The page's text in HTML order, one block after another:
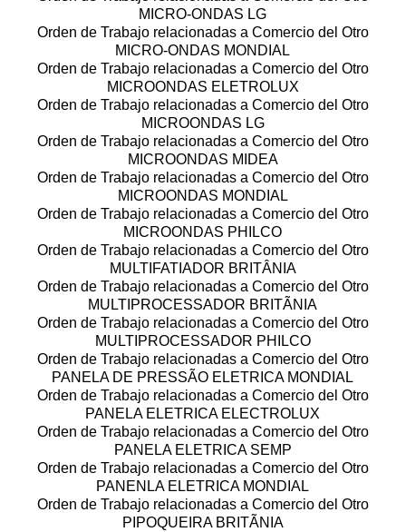
MICRO-ONDAS LG
Orden de Trabajo relacionadas a Comercio del Otro
MICRO-ONDAS MONDIAL
Orden de Trabajo relacionadas a Comercio del Otro
MICROONDAS ELETROLUX
Orden de Trabajo relacionadas a Comercio del Otro
MICROONDAS LG
Orden de Trabajo relacionadas a Comercio del Otro
MICROONDAS MIDEA
Orden de Trabajo relacionadas a Comercio del Otro
MICROONDAS MONDIAL
Orden de Trabajo relacionadas a Comercio del Otro
MICROONDAS PHILCO
Orden de Trabajo relacionadas a Comercio del Otro
MULTIFATIADOR BRITÂNIA
Orden de Trabajo relacionadas a Comercio del Otro
MULTIPROCESSADOR BRITÃNIA
Orden de Trabajo relacionadas a Comercio del Otro
MULTIPROCESSADOR PHILCO
Orden de Trabajo relacionadas a Comercio del Otro
PANELA DE PRESSÃO ELETRICA MONDIAL
Orden de Trabajo relacionadas a Comercio del Otro
PANELA ELETRICA ELECTROLUX
Orden de Trabajo relacionadas a Comercio del Otro
PANELA ELETRICA SEMP
Orden de Trabajo relacionadas a Comercio del Otro
PANENLA ELETRICA MONDIAL
Orden de Trabajo relacionadas a Comercio del Otro
PIPOQUEIRA BRITÃNIA